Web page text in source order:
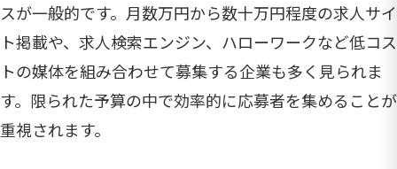
スが一般的です。月数万円から数十万円程度の求人サイ
ト掲載や、求人検索エンジン、ハローワークなど低コス
トの媒体を組み合わせて募集する企業も多く見られま
す。限られた予算の中で効率的に応募者を集めることが
重視されます。